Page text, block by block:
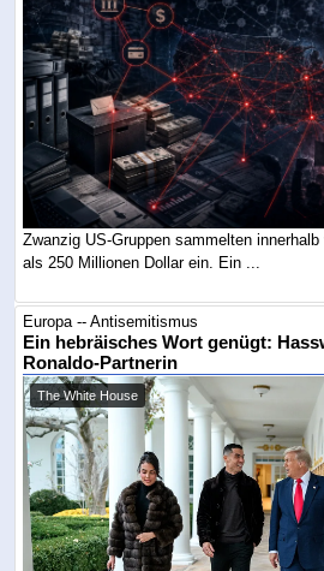
Zwanzig US-Gruppen sammelten
als 250 Millionen Dollar ein. Ein ...
Europa -- Antisemitismus
Ein hebräisches Wort genügt:
Ronaldo-Partnerin
The White House